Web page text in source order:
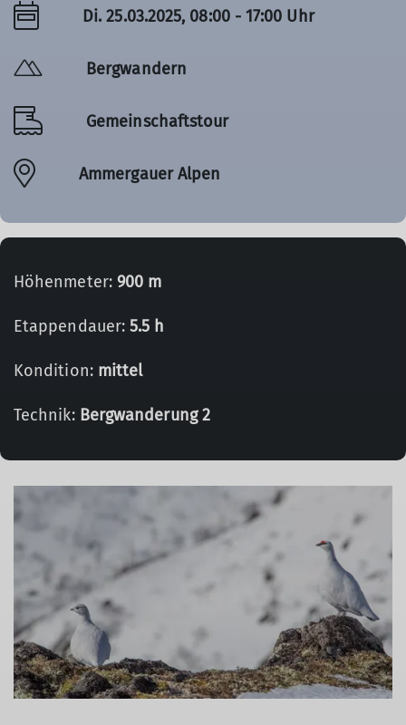
Di. 25.03.2025, 08:00 - 17:00 Uhr
Bergwandern
Gemeinschaftstour
Ammergauer Alpen
Höhenmeter: 900 m
Etappendauer:5.5 h
Kondition: mittel
Technik: Bergwanderung 2